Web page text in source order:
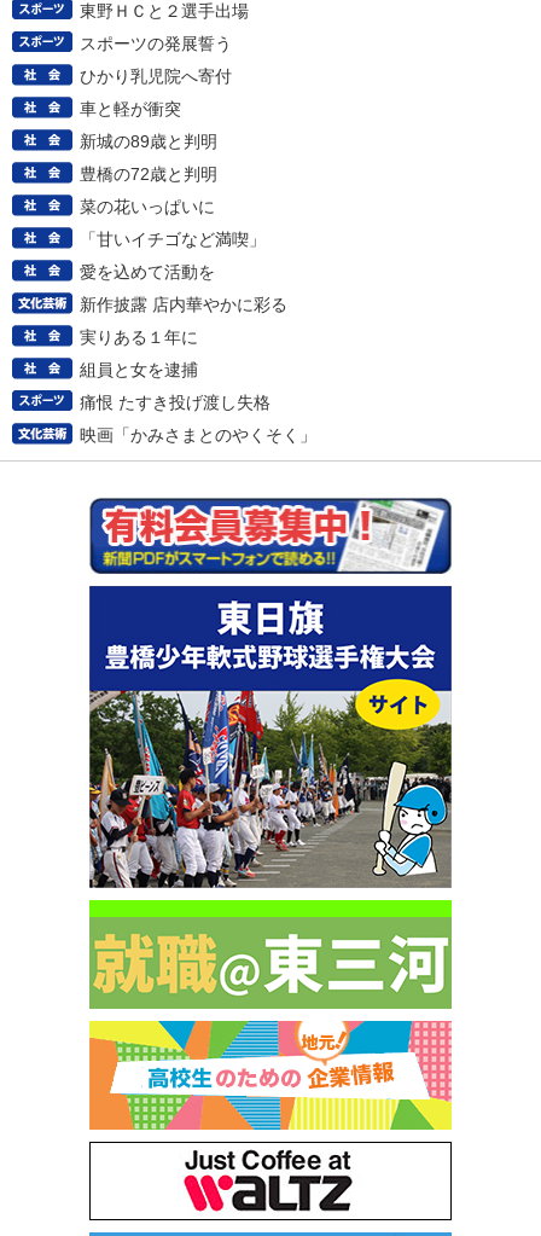
東野ＨＣと２選手出場
スポーツの発展誓う
ひかり乳児院へ寄付
車と軽が衝突
新城の89歳と判明
豊橋の72歳と判明
菜の花いっぱいに
「甘いイチゴなど満喫」
愛を込めて活動を
新作披露 店内華やかに彩る
実りある１年に
組員と女を逮捕
痛恨 たすき投げ渡し失格
映画「かみさまとのやくそく」